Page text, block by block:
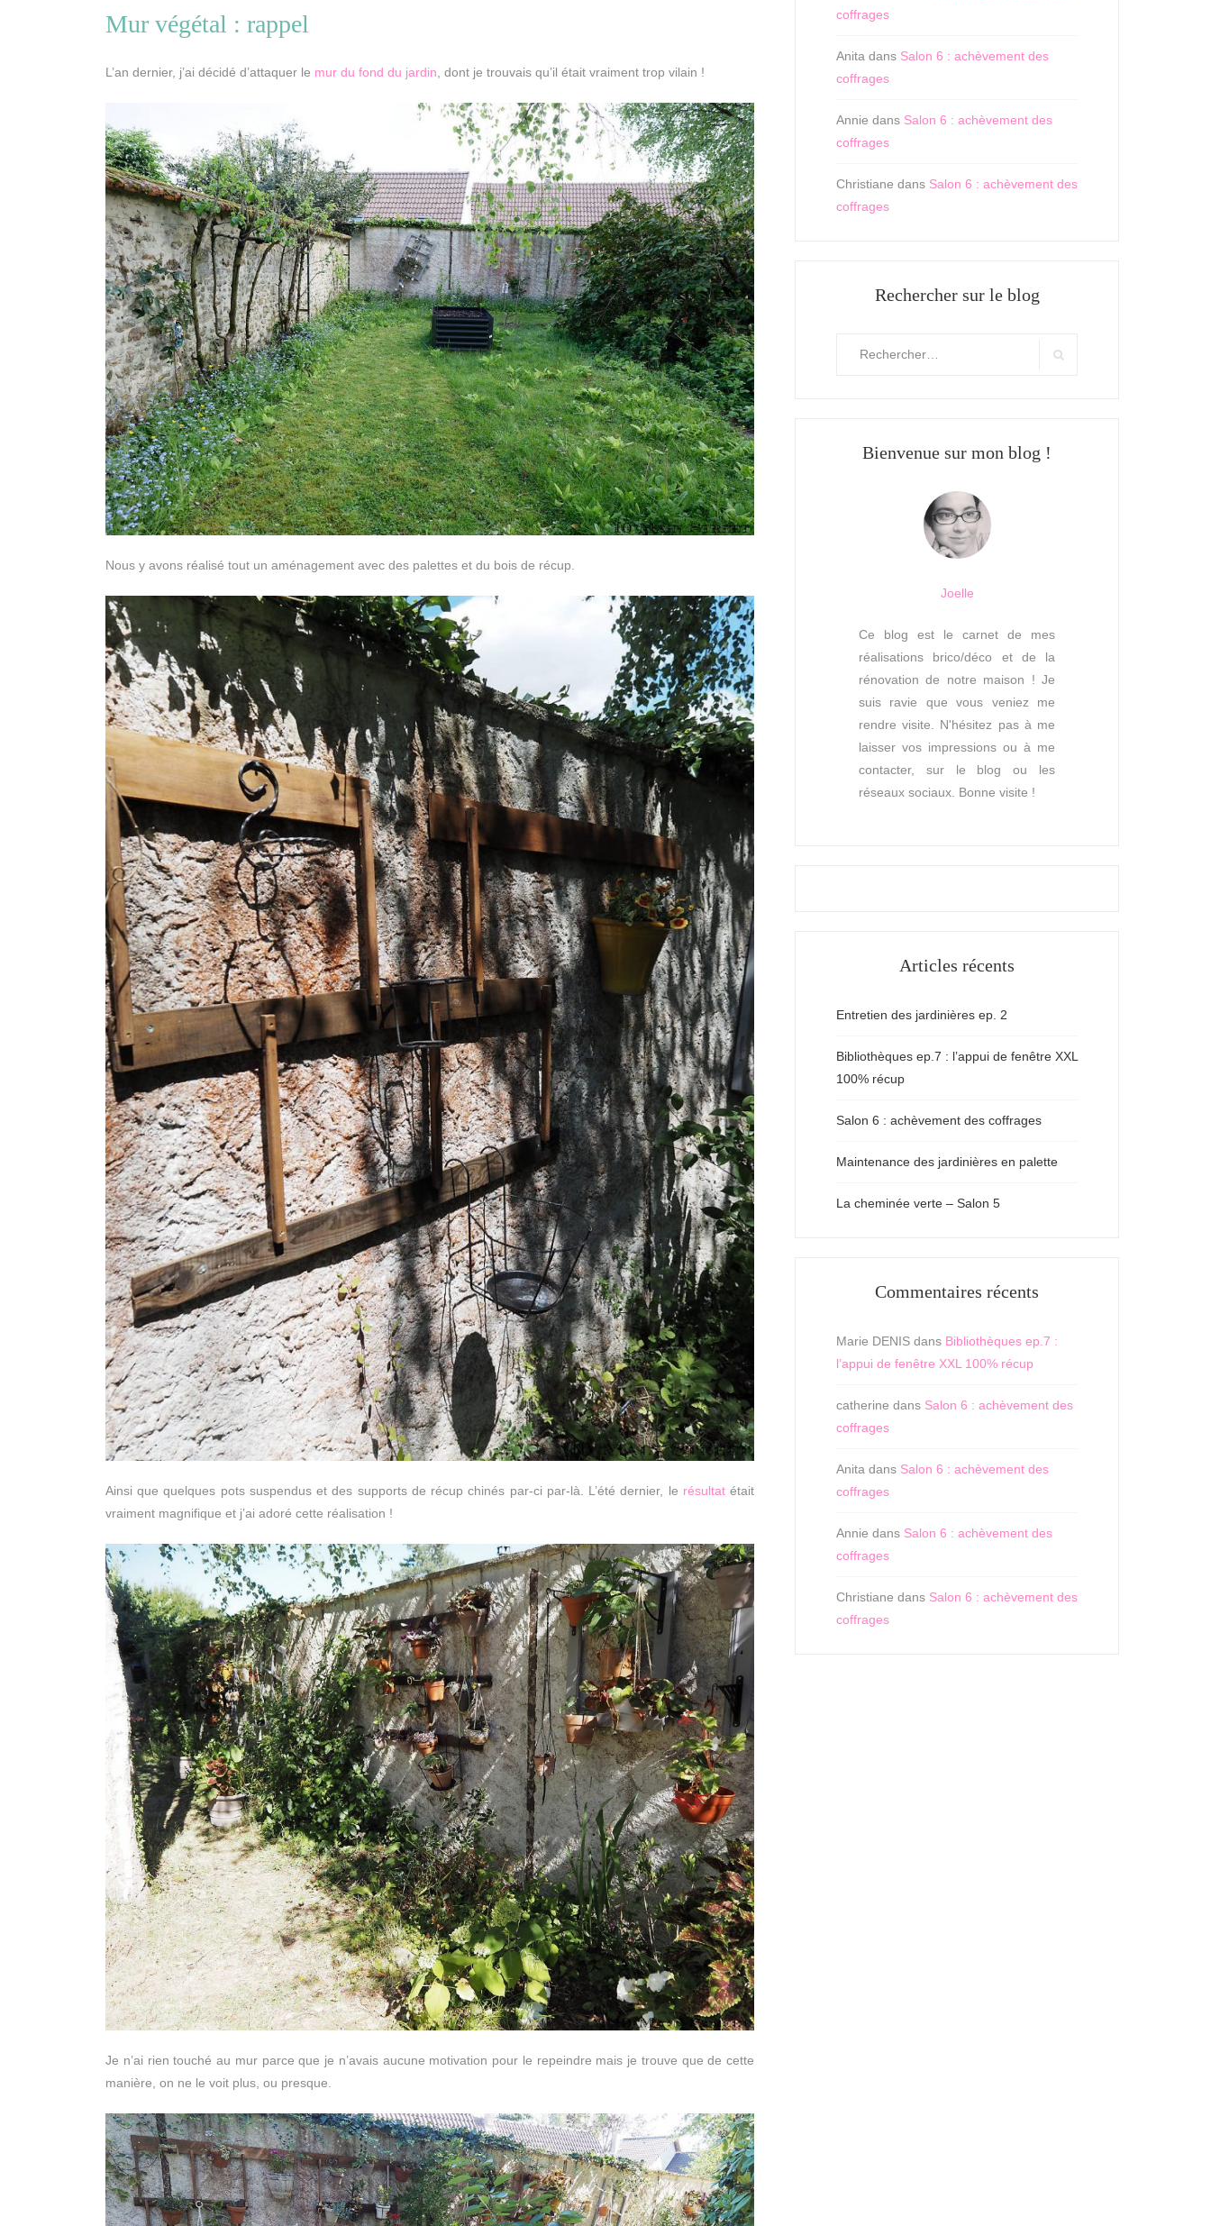
Mur végétal : rappel
L’an dernier, j’ai décidé d’attaquer le mur du fond du jardin , dont je trouvais qu’il était vraiment trop vilain !
Nous y avons réalisé tout un aménagement avec des palettes et du bois de récup.
Ainsi que quelques pots suspendus et des supports de récup chinés par-ci par-là. L’été dernier, le résultatétait
vraiment magnifique et j’ai adoré cette réalisation !
Je n’ai rien touché au mur parce que je n’avais aucune motivation pour le repeindre mais je trouve que de cette
manière, on ne le voit plus, ou presque.
coffrages
Anita dans Salon 6 : achèvement des
coffrages
Annie dans Salon 6 : achèvement des
coffrages
Christiane dans Salon 6 : achèvement des
coffrages
Rechercher sur le blog
Bienvenue sur mon blog !
Joelle
Ce blog est le carnet de mes
réalisations brico/déco et de la
rénovation de notre maison ! Je
suis ravie que vous veniez me
rendre visite. N'hésitez pas à me
laisser vos impressions ou à me
contacter, sur le blog ou les
réseaux sociaux. Bonne visite !
Articles récents
Entretien des jardinières ep. 2
Bibliothèques ep.7 : l’appui de fenêtre XXL
100% récup
Salon 6 : achèvement des coffrages
Maintenance des jardinières en palette
La cheminée verte – Salon 5
Commentaires récents
Marie DENIS dans Bibliothèques ep.7 :
l’appui de fenêtre XXL 100% récup
catherine dans Salon 6 : achèvement des
coffrages
Anita dans Salon 6 : achèvement des
coffrages
Annie dans Salon 6 : achèvement des
coffrages
Christiane dans Salon 6 : achèvement des
coffrages